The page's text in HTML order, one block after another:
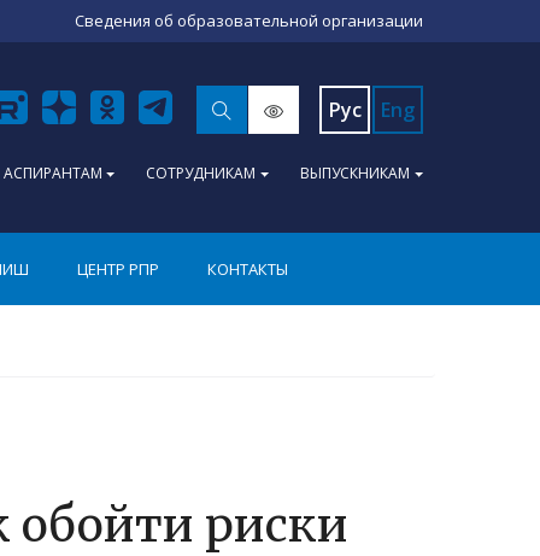
Сведения об образовательной организации
Рус Eng
АСПИРАНТАМ СОТРУДНИКАМ ВЫПУСКНИКАМ
ЦЕНТР РПР КОНТАКТЫ
риски